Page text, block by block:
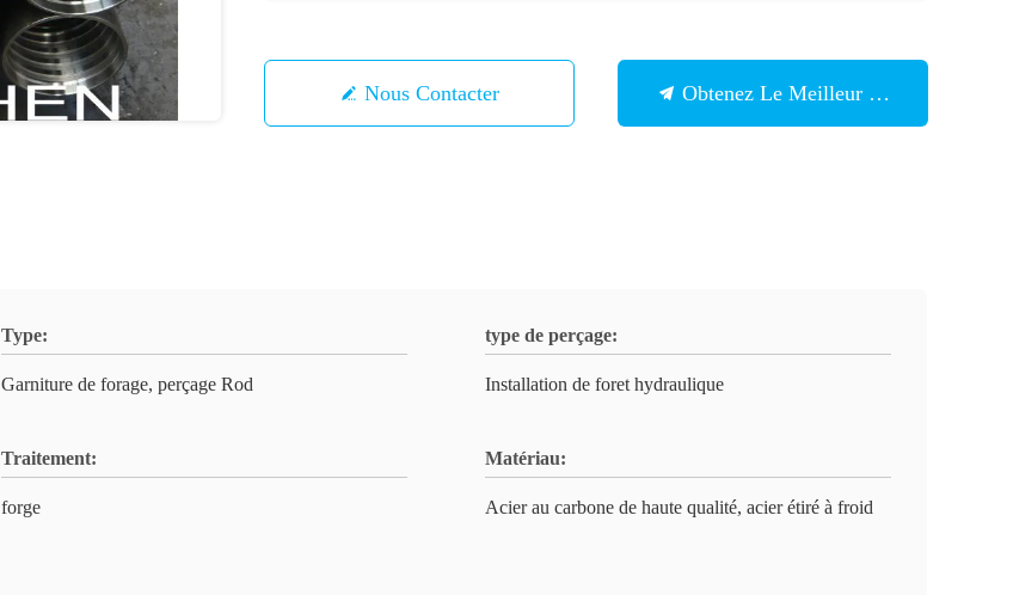
Nous Contacter Obtenez Le Meilleur Prix
Type:
Garniture de forage, perçage Rod
type de perçage:
Installation de foret hydraulique
Traitement:
forge
Matériau:
Acier au carbone de haute qualité, acier étiré à froid